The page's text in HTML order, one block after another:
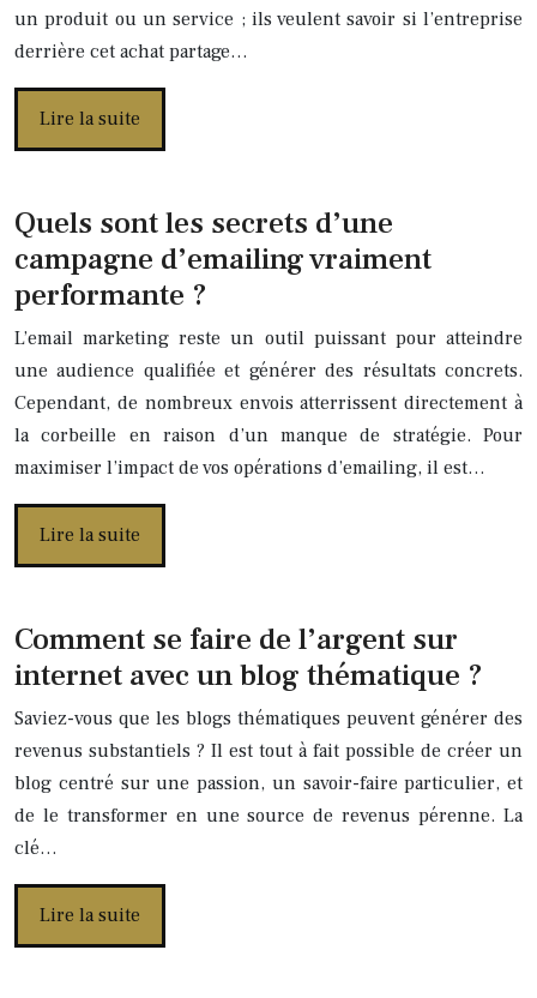
un produit ou un service ; ils veulent savoir si l’entreprise
derrière cet achat partage…
Lire la suite
Quels sont les secrets d’une
campagne d’emailing vraiment
performante ?
L’email marketing reste un outil puissant pour atteindre
une audience qualifiée et générer des résultats concrets.
Cependant, de nombreux envois atterrissent directement à
la corbeille en raison d’un manque de stratégie. Pour
maximiser l’impact de vos opérations d’emailing, il est…
Lire la suite
Comment se faire de l’argent sur
internet avec un blog thématique ?
Saviez-vous que les blogs thématiques peuvent générer des
revenus substantiels ? Il est tout à fait possible de créer un
blog centré sur une passion, un savoir-faire particulier, et
de le transformer en une source de revenus pérenne. La
clé…
Lire la suite